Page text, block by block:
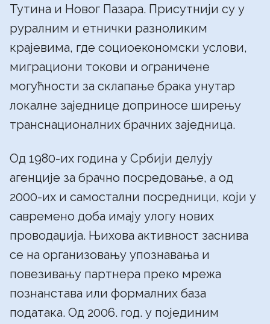
Тутина и Новог Пазара. Присутнији су у
руралним и етнички разноликим
крајевима, где социоекономски услови,
миграциони токови и ограничене
могућности за склапање брака унутар
локалне заједнице доприносе ширењу
транснационалних брачних заједница.
Од 1980-их година у Србији делују
агенције за брачно посредовање, а од
2000-их и самостални посредници, који у
савремено доба имају улогу нових
проводаџија. Њихова активност заснива
се на организовању упознавања и
повезивању партнера преко мрежа
познанстава или формалних база
података. Од 2006. год. у појединим